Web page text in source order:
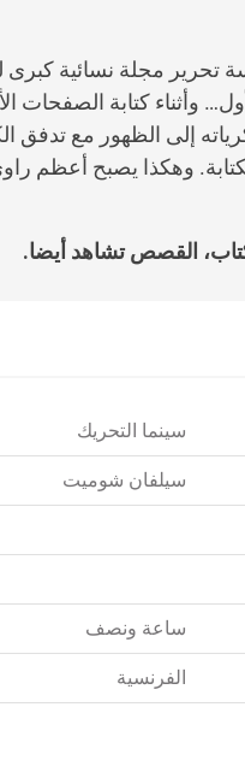
تحرير مجلة نسائية كبرى
وأثناء كتابة الصفحات
إلى الظهور مع تدفق
الكتابة. وهكذا يصبح
القصصتشاهد أيضا.
سينما التحريك
سيلفان شوميت
ساعة ونصف
الفرنسية